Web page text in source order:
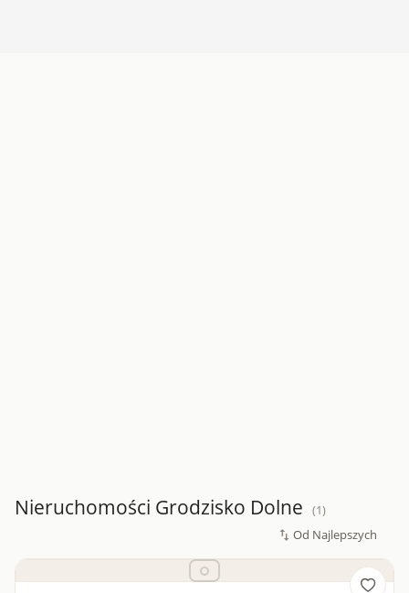
Nieruchomości Grodzisko Dolne (1)